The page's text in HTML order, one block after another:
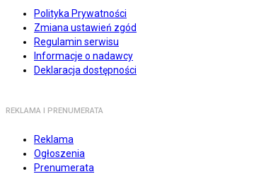
Polityka Prywatności
Zmiana ustawień zgód
Regulamin serwisu
Informacje o nadawcy
Deklaracja dostępności
REKLAMA I PRENUMERATA
Reklama
Ogłoszenia
Prenumerata